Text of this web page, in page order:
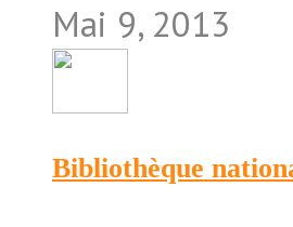
Mai 9, 2013
Bibliothèque